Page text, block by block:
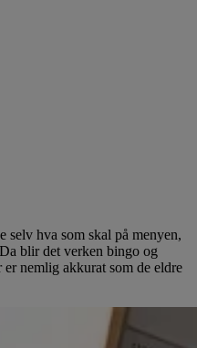
selv hva som skal på menyen,
blir det verken bingo og
nemlig akkurat som de eldre